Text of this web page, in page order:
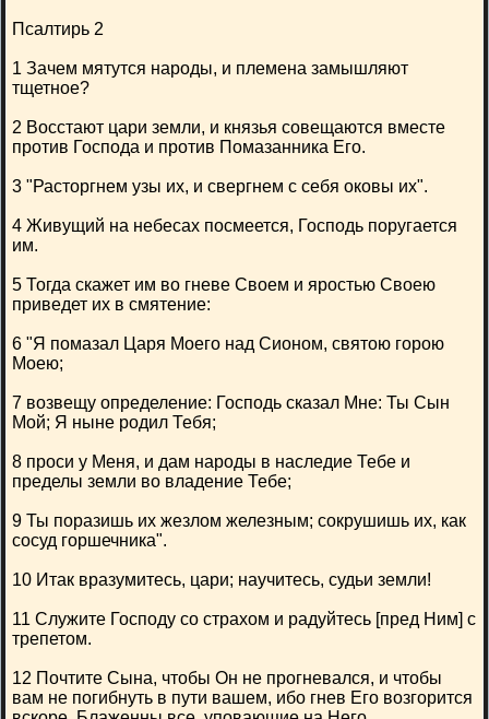
Псалтирь 2
1 Зачем мятутся народы, и племена замышляют
тщетное?
2 Восстают цари земли, и князья совещаются вместе
против Господа и против Помазанника Его.
3 "Расторгнем узы их, и свергнем с себя оковы их".
4 Живущий на небесах посмеется, Господь поругается
им.
5 Тогда скажет им во гневе Своем и яростью Своею
приведет их в смятение:
6 "Я помазал Царя Моего над Сионом, святою горою
Моею;
7 возвещу определение: Господь сказал Мне: Ты Сын
Мой; Я ныне родил Тебя;
8 проси у Меня, и дам народы в наследие Тебе и
пределы земли во владение Тебе;
9 Ты поразишь их жезлом железным; сокрушишь их, как
сосуд горшечника".
10 Итак вразумитесь, цари; научитесь, судьи земли!
11 Служите Господу со страхом и радуйтесь [пред Ним] с
трепетом.
12 Почтите Сына, чтобы Он не прогневался, и чтобы
вам не погибнуть в пути вашем, ибо гнев Его возгорится